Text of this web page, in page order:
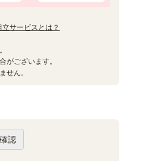
立サービスとは？
認